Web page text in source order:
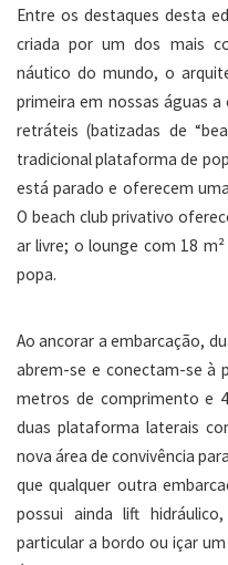
Entre os destaques desta
criada por um dos mais
náutico do mundo, o
primeira em nossas águas
retráteis (batizadas de
tradicional plataforma de
está parado e oferecem
O beach club privativo
ar livre; o lounge com 18
popa.
Ao ancorar a embarcação,
abrem-se e conectam-se à
metros de comprimento e
duas plataforma laterais
nova área de convivência
que qualquer outra
possui ainda lift
particular a bordo ou içar